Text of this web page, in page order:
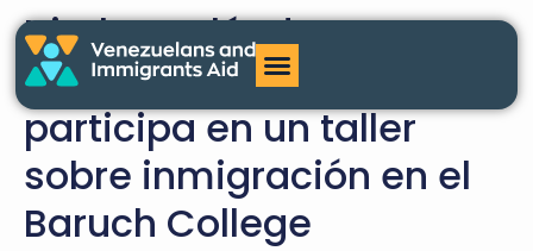
Niurka Meléndez,
cofundadora de VIA,
participa en un taller
sobre inmigración en el
Baruch College